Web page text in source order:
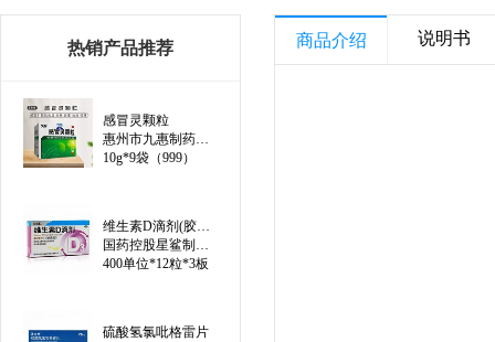
热销产品推荐
感冒灵颗粒
惠州市九惠制药股份有限公司
10g*9袋（999）
维生素D滴剂(胶囊型)（线上）
国药控股星鲨制药(厦门)有限公司
400单位*12粒*3板
硫酸氢氯吡格雷片
商品介绍 说明书